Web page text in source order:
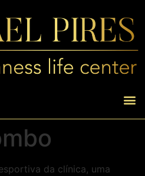
da clínica, uma